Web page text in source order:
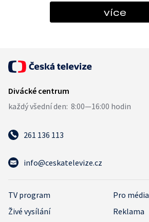
více
261 136 113
info@ceskatelevize.cz
TV program
Pro média
Živé vysílání
Reklama